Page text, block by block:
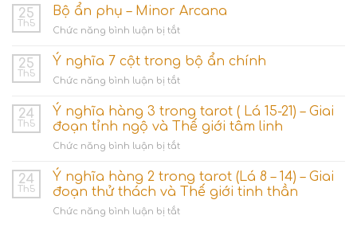
lá
Ace
1)
các
dòng
năng
25
Th5
Bộ ẩn phụ – Minor Arcana
Chức năng bình luận bị tắtở
ẩn
phụ
–
Arcana
25
Th5
Ý nghĩa 7 cột trong bộ ẩn chính
Chức năng bình luận bị tắtở
nghĩa
7
cột
trong
ẩn
chính
24
Th5
Ý nghĩa hàng 3 trong tarot ( Lá 15-21) – Giai
đoạn tỉnh ngộ và Thế giới tâm linh
Chức năng bình luận bị tắtở
nghĩa
hàng
3
trong
24
Th5
Ý nghĩa hàng 2 trong tarot (Lá 8 – 14) – Giai
đoạn thử thách và Thế giới tinh thần
Chức năng bình luận bị tắtở